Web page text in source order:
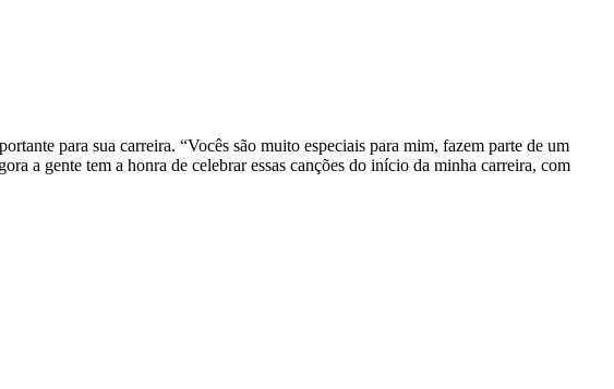
para sua carreira. “Vocês são muito especiais para mim, fazem parte de um
a gente tem a honra de celebrar essas canções do início da minha carreira, com